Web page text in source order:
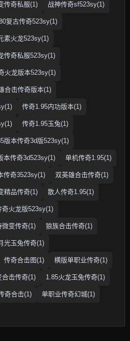
传奇私服(1) 战神传奇sf523sy(1)
复古传奇523sy(1)
素火龙523sy(1)
传奇私服523sy(1)
火龙版本523sy(1)
合击传奇版本(1)
传奇1.95内功版本(1)
传奇1.95玉兔(1)
版本传奇3d版523sy(1)
本传奇3d523sy(1) 单机传奇1.95(1)
传奇3523sy(1) 双英雄合击传奇(1)
精品传奇(1) 散人传奇1.95(1)
奇火龙版523sy(1)
微变传奇(1) 狼族合击传奇(1)
光玉兔传奇(1)
传奇合击图(1) 横版单职业传奇(1)
合击传奇(1) 1.85火龙玉兔传奇(1)
奇合击(1) 单职业传奇幻城(1)